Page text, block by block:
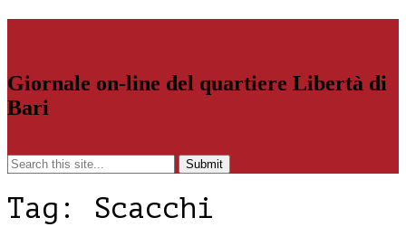
Giornale on-line del quartiere Libertà di
Bari
Tag: Scacchi